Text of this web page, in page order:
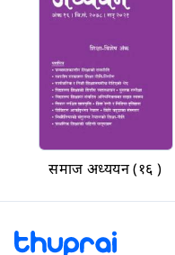
समाज अध्ययन (१६ )